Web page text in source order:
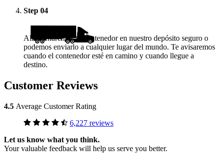
Step 04
Almacenaremos tu contenedor en nuestro depósito seguro o
podemos enviarlo a cualquier lugar del mundo. Te avisaremos
cuando el contenedor esté en camino y cuando llegue a
destino.
Customer Reviews
4.5 Average Customer Rating
6,227 reviews
Let us know what you think.
Your valuable feedback will help us serve you better.